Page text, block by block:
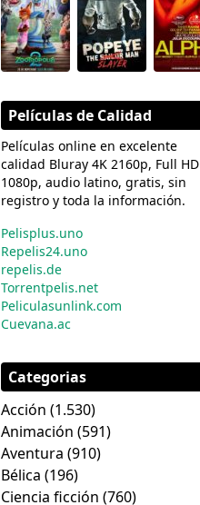
Películas de Calidad
Películas online en excelente
calidad Bluray 4K 2160p, Full HD
1080p, audio latino, gratis, sin
registro y toda la información.
Pelisplus.uno
Repelis24.uno
repelis.de
Torrentpelis.net
Peliculasunlink.com
Cuevana.ac
Categorias
Acción (1.530)
Animación (591)
Aventura (910)
Bélica (196)
Ciencia ficción (760)